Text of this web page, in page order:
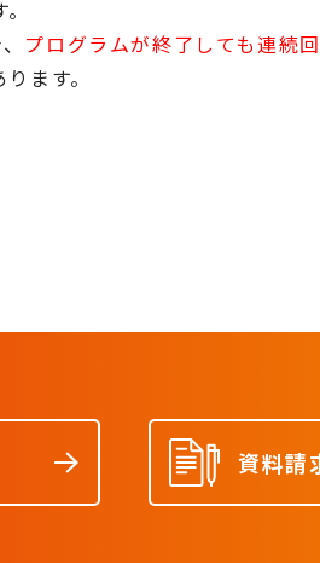
プログラムが終了しても連続
ます。
資料請